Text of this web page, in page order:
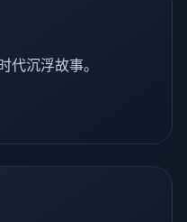
代沉浮故事。